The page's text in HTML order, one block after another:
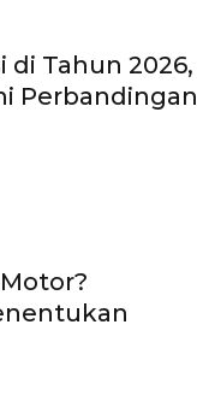
Tahun 2026,
Perbandingan